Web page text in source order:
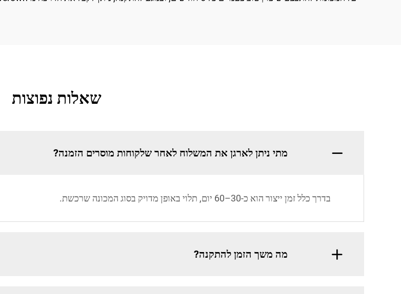
שאלות נפוצות
מתי ניתן לארגן את המשלוח לאחר שלקוחות מוסרים הזמנה?
בדרך כלל זמן ייצור הוא כ-30–60 יום, תלוי באופן מדויק בסוג המכונה שרכשת.
מה משך הזמן להתקנה?